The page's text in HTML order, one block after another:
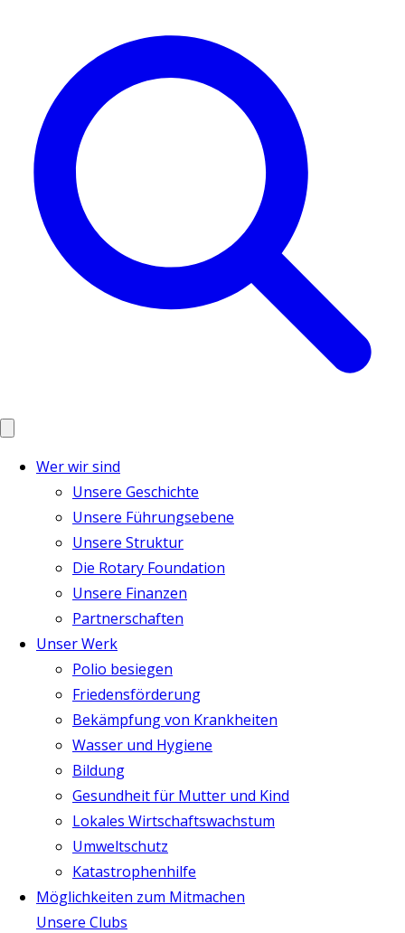
Wer wir sind
Unsere Geschichte
Unsere Führungsebene
Unsere Struktur
Die Rotary Foundation
Unsere Finanzen
Partnerschaften
Unser Werk
Polio besiegen
Friedensförderung
Bekämpfung von Krankheiten
Wasser und Hygiene
Bildung
Gesundheit für Mutter und Kind
Lokales Wirtschaftswachstum
Umweltschutz
Katastrophenhilfe
Möglichkeiten zum Mitmachen
Unsere Clubs